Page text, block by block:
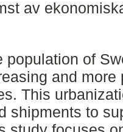
av
population of
and
This
shipments to